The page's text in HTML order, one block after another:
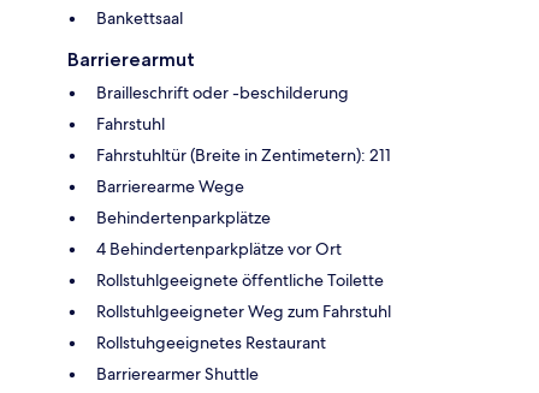
Bankettsaal
Barrierearmut
Brailleschrift oder -beschilderung
Fahrstuhl
Fahrstuhltür (Breite in Zentimetern): 211
Barrierearme Wege
Behindertenparkplätze
4 Behindertenparkplätze vor Ort
Rollstuhlgeeignete öffentliche Toilette
Rollstuhlgeeigneter Weg zum Fahrstuhl
Rollstuhgeeignetes Restaurant
Barrierearmer Shuttle